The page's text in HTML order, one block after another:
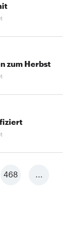
zum Herbst
468 ...